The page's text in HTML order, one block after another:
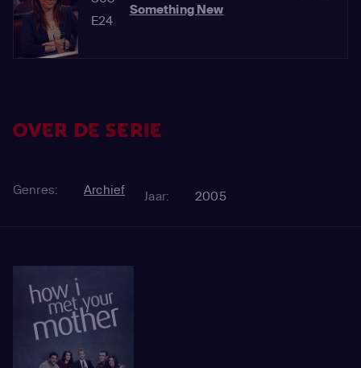
E24
Something New
OVER DE SERIE
Genres: Archief Jaar: 2005